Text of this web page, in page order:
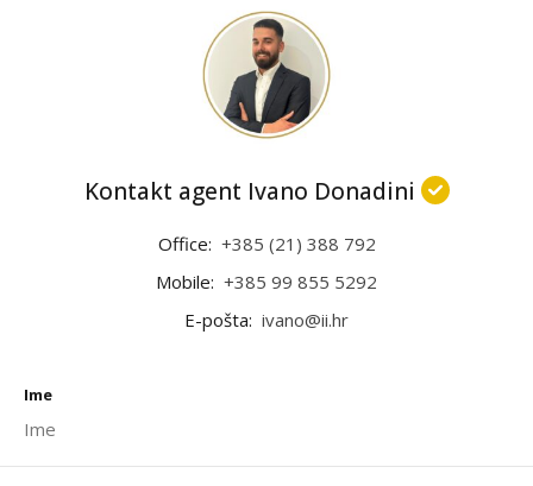
Kontakt agent Ivano Donadini
Office: +385 (21) 388 792
Mobile: +385 99 855 5292
E-pošta: ivano@ii.hr
Ime